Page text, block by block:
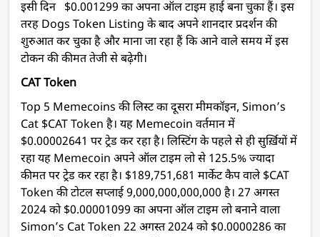
इसी दिन $0.001299 का अपना ऑल टाइम हाई बना चुका हैं। इस
तरह Dogs Token Listing के बाद अपने शानदार प्रदर्शन की
शुरुआत कर चुका है और माना जा रहा हैं कि आने वाले समय में इस
टोकन की कीमत तेजी से बढ़ेगी।
CAT Token
Top 5 Memecoins की लिस्ट का दूसरा मीमकॉइन, Simon’s
Cat $CAT Token है। यह Memecoin वर्तमान में
$0.00002641 पर ट्रेड कर रहा है। लिस्टिंग के पहले से ही सुर्ख़ियों में
रहा यह Memecoin अपने ऑल टाइम लो से 125.5% ज्यादा
कीमत पर ट्रेड कर रहा है। $189,751,681 मार्केट कैप वाले $CAT
Token की टोटल सप्लाई 9,000,000,000,000 है। 27 अगस्त
2024 को $0.00001099 का अपना ऑल टाइम लो बनाने वाला
Simon’s Cat Token 22 अगस्त 2024 को $0.0000286 का